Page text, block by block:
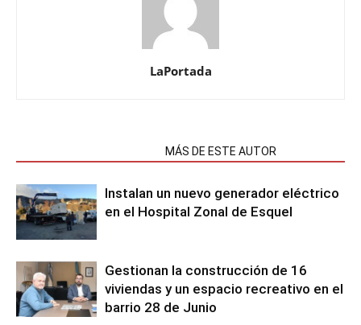
LaPortada
MÁS DE ESTE AUTOR
Instalan un nuevo generador eléctrico
en el Hospital Zonal de Esquel
Gestionan la construcción de 16
viviendas y un espacio recreativo en el
barrio 28 de Junio